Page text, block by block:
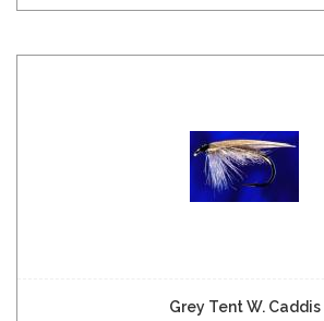
Grey Tent W. Caddis